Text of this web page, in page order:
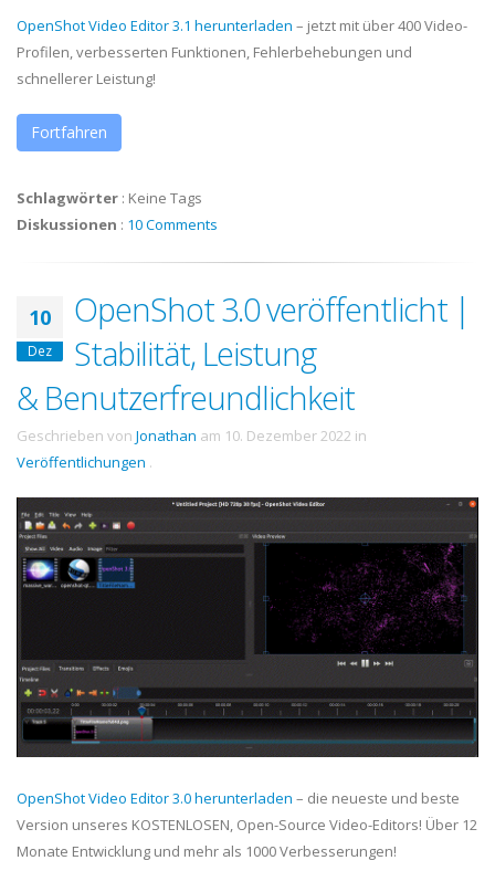
OpenShot Video Editor 3.1 herunterladen – jetzt mit über 400 Video-
Profilen, verbesserten Funktionen, Fehlerbehebungen und
schnellerer Leistung!
Fortfahren
Schlagwörter : Keine Tags
Diskussionen : 10 Comments
10
Dez
OpenShot 3.0 veröffentlicht |
Stabilität, Leistung
& Benutzerfreundlichkeit
Geschrieben von Jonathan am 10. Dezember 2022 in
Veröffentlichungen .
OpenShot Video Editor 3.0 herunterladen – die neueste und beste
Version unseres KOSTENLOSEN, Open-Source Video-Editors! Über 12
Monate Entwicklung und mehr als 1000 Verbesserungen!